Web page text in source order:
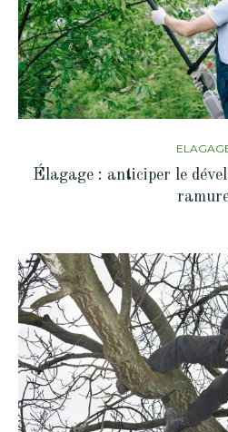
Élagage : anticiper le